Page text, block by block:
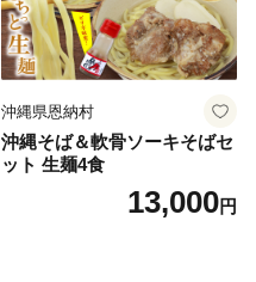
沖縄県恩納村
沖縄そば＆軟骨ソーキそばセ
ット 生麺4食
13,000円